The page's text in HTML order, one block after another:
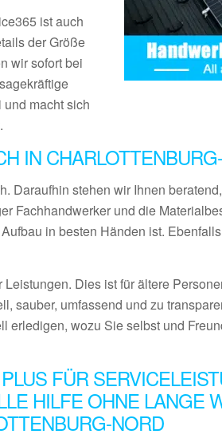
ist auch
der Größe
wir sofort bei
macht sich
IN
Daraufhin stehen wir Ihnen
Fachhandwerker und die
in besten Händen ist.
Dies ist für ältere
sauber, umfassend und zu
wozu Sie selbst und
FÜR
HILFE OHNE LANGE
NORD